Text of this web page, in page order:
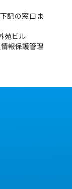
記の窓口ま
苑ビル
報保護管理